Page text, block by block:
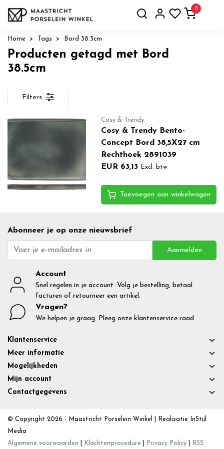
0
Home Tags Bord 38.5cm
Producten getagd met Bord
38.5cm
Filters
Cosy & Trendy
Cosy & Trendy Bento-
Concept Bord 38,5X27 cm
Rechthoek 2891039
EUR 63,13
Excl. btw
Toevoegen aan winkelwagen
Abonneer je op onze nieuwsbrief
Aanmelden
Account
Snel regelen in je account. Volg je bestelling, betaal
facturen of retourneer een artikel.
Vragen?
We helpen je graag. Pleeg onze klantenservice raad
Klantenservice
Meer informatie
Mogelijkheden
Mijn account
Contactgegevens
© Copyright 2026 - Maastricht Porselein Winkel | Realisatie InStijl
Media
Algemene voorwaarden
Klachtenprocedure Privacy Policy RSS